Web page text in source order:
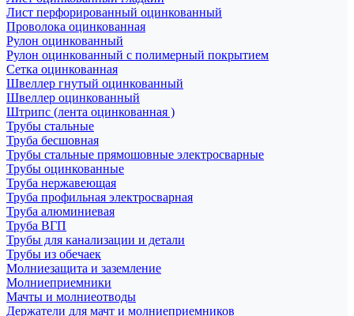
Лист перфорированный оцинкованный
Проволока оцинкованная
Рулон оцинкованный
Рулон оцинкованный с полимерный покрытием
Сетка оцинкованная
Швеллер гнутый оцинкованный
Швеллер оцинкованный
Штрипс (лента оцинкованная )
Трубы стальные
Труба бесшовная
Трубы стальные прямошовные электросварные
Трубы оцинкованные
Труба нержавеющая
Труба профильная электросварная
Труба алюминиевая
Труба ВГП
Трубы для канализации и детали
Трубы из обечаек
Молниезащита и заземление
Молниеприемники
Мачты и молниеотводы
Держатели для мачт и молниеприемников